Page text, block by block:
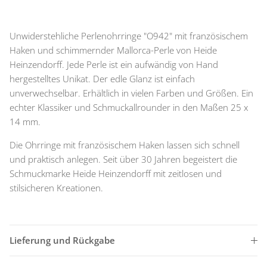
Unwiderstehliche Perlenohrringe "O942" mit französischem
Haken und schimmernder Mallorca-Perle von Heide
Heinzendorff. Jede Perle ist ein aufwändig von Hand
hergestelltes Unikat. Der edle Glanz ist einfach
unverwechselbar. Erhältlich in vielen Farben und Größen. Ein
echter Klassiker und Schmuckallrounder in den Maßen 25 x
14 mm.
Die Ohrringe mit französischem Haken lassen sich schnell
und praktisch anlegen. Seit über 30 Jahren begeistert die
Schmuckmarke Heide Heinzendorff mit zeitlosen und
stilsicheren Kreationen.
Lieferung und Rückgabe